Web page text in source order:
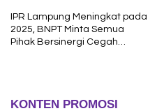
IPR Lampung Meningkat pada
2025, BNPT Minta Semua
Pihak Bersinergi Cegah